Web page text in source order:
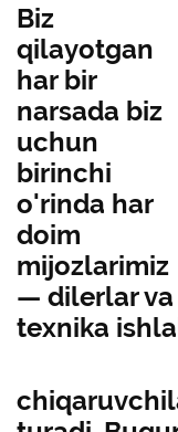
Biz
qilayotgan
har bir
narsada biz
uchun
birinchi
o'rinda har
doim
mijozlarimiz
— dilerlar va
texnika